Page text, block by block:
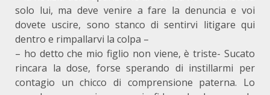
solo lui, ma deve venire a fare la denuncia e voi
dovete uscire, sono stanco di sentirvi litigare qui
dentro e rimpallarvi la colpa –
– ho detto che mio figlio non viene, è triste- Sucato
rincara la dose, forse sperando di instillarmi per
contagio un chicco di comprensione paterna. Lo